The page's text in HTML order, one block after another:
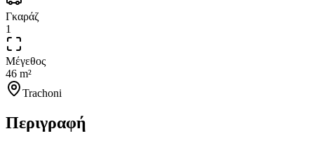
Γκαράζ
1
Μέγεθος
46 m²
Trachoni
Περιγραφή